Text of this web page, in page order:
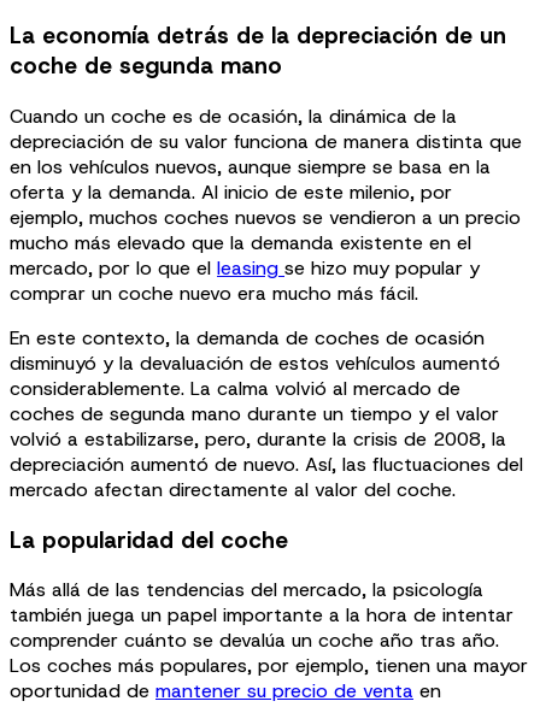
La economía detrás de la depreciación de un
coche de segunda mano
Cuando un coche es de ocasión, la dinámica de la
depreciación de su valor funciona de manera distinta que
en los vehículos nuevos, aunque siempre se basa en la
oferta y la demanda. Al inicio de este milenio, por
ejemplo, muchos coches nuevos se vendieron a un precio
mucho más elevado que la demanda existente en el
mercado, por lo que el leasing se hizo muy popular y
comprar un coche nuevo era mucho más fácil.
En este contexto, la demanda de coches de ocasión
disminuyó y la devaluación de estos vehículos aumentó
considerablemente. La calma volvió al mercado de
coches de segunda mano durante un tiempo y el valor
volvió a estabilizarse, pero, durante la crisis de 2008, la
depreciación aumentó de nuevo. Así, las fluctuaciones del
mercado afectan directamente al valor del coche.
La popularidad del coche
Más allá de las tendencias del mercado, la psicología
también juega un papel importante a la hora de intentar
comprender cuánto se devalúa un coche año tras año.
Los coches más populares, por ejemplo, tienen una mayor
oportunidad de mantener su precio de venta en